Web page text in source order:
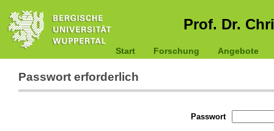
Prof. Dr.
Start Forschung Angebote
Passwort erforderlich
Passwort